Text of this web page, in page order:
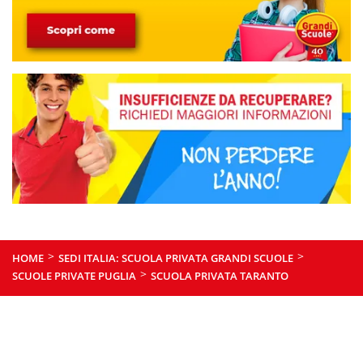
HOME > SEDI ITALIA: SCUOLA PRIVATA GRANDI SCUOLE >
SCUOLE PRIVATE PUGLIA > SCUOLA PRIVATA TARANTO